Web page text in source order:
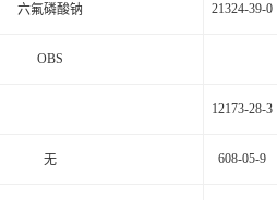
六氟磷酸钠 21324-39-0
OBS
12173-28-3
无 608-05-9